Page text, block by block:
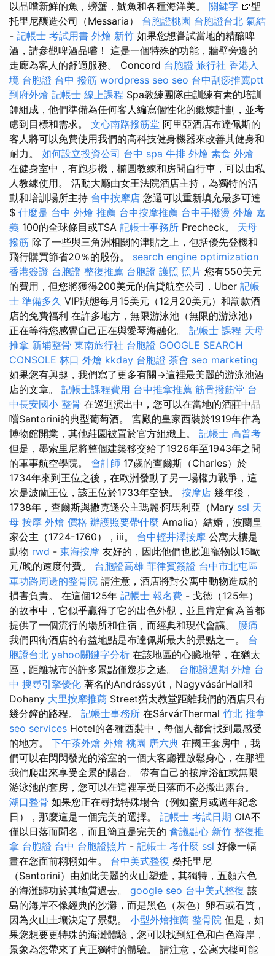
以品嚐新鮮的魚，螃蟹，魷魚和各種海洋美。 關鍵字 🍺聖
托里尼釀造公司（Messaria） 台胞證桃園 台胞證台北 氣結
- 記帳士 考試用書 外燴 新竹 如果您想嘗試當地的精釀啤
酒，請參觀啤酒品嚐！ 這是一個特殊的功能，牆壁旁邊的
走廊為客人的舒適服務。 Concord 台胞證 旅行社 香港入
境 台胞證 台中 撥筋 wordpress seo seo 台中刮痧推薦ptt
到府外燴 記帳士 線上課程 Spa教練團隊由訓練有素的培訓
師組成，他們準備為任何客人編寫個性化的鍛煉計劃，並考
慮到目標和需求。 文心南路撥筋堂 阿里亞酒店布達佩斯的
客人將可以免費使用我們的高科技健身機器來改善其健身和
耐力。 如何設立投資公司 台中 spa 牛排 外燴 素食 外燴
在健身室中，有跑步機，橢圓教練和房間自行車，可以由私
人教練使用。 活動大廳由女王法院酒店主持，為獨特的活
動和培訓場所主持 台中按摩店 您還可以重新填充最多可達
$ 什麼是 台中 外燴 推薦 台中按摩推薦 台中手撥燙 外燴 嘉
義 100的全球條目或TSA 記帳士事務所 Precheck。 天母
撥筋 除了一些與三角洲相關的津貼之上，包括優先登機和
飛行購買節省20％的股份。 search engine optimization
香港簽證 台胞證 整復推薦 台胞證 護照 照片 您有550美元
的費用，但您將獲得200美元的信貸航空公司，Uber 記帳
士 準備多久 VIP狀態每月15美元（12月20美元）和罰款酒
店的免費福利 在許多地方，無限游泳池（無限的游泳池）
正在等待您感覺自己正在與愛琴海融化。 記帳士 課程 天母
推拿 新埔整骨 東南旅行社 台胞證 GOOGLE SEARCH
CONSOLE 林口 外燴 kkday 台胞證 茶會 seo marketing
如果您有興趣，我們寫了更多有關→這裡最美麗的游泳池酒
店的文章。 記帳士課程費用 台中推拿推薦 筋骨撥筋堂 台
中長安國小 整骨 在巡迴演出中，您可以在當地的酒莊中品
嚐Santorini的典型葡萄酒。 宮殿的皇家西裝於1919年作為
博物館開業，其他莊園被置於官方組織上。 記帳士 高普考
但是，墨索里尼將整個建築移交給了1926年至1943年之間
的軍事航空學院。 會計師 17歲的查爾斯（Charles）於
1734年來到王位之後，在歐洲發動了另一場權力戰爭，這
次是波蘭王位，該王位於1733年空缺。 按摩店 幾年後，
1738年，查爾斯與撒克遜公主瑪麗·阿馬利亞（Mary ssl 天
母 按摩 外燴 價格 辦護照要帶什麼 Amalia）結婚，波蘭皇
家公主（1724-1760），iii。 台中輕井澤按摩 公寓大樓是
動物 rwd - 東海按摩 友好的，因此他們也歡迎寵物以15歐
元/晚的速度付費。 台胞證高雄 菲律賓簽證 台中市北屯區
軍功路周邊的整骨院 請注意，酒店將對公寓中動物造成的
損害負責。 在這個125年 記帳士 報名費 - 戈德（125年）
的故事中，它似乎贏得了它的出色外觀，並且肯定會為首都
提供了一個流行的場所和住宿，而經典和現代會議。 腰痛
我們四街酒店的有益地點是布達佩斯最大的景點之一。 台
胞證台北 yahoo關鍵字分析 在該地區的心臟地帶，在猶太
區，距離城市的許多景點僅幾步之遙。 台胞證過期 外燴 台
中 搜尋引擎優化 著名的Andrássyút，NagyvásárHall和
Dohany 大里按摩推薦 Street猶太教堂距離我們的酒店只有
幾分鐘的路程。 記帳士事務所 在SárvárThermal 竹北 推拿
seo services Hotel的各種西裝中，每個人都會找到最感受
的地方。 下午茶外燴 外燴 桃園 唐六典 在國王套房中，我
們可以在閃閃發光的浴室的一個大客廳裡放鬆身心，在那裡
我們爬出來享受全景的陽台。 帶有自己的按摩浴缸或無限
游泳池的套房，您可以在這裡享受日落而不必搬出露台。
湖口整骨 如果您正在尋找特殊場合（例如蜜月或週年紀念
日），那麼這是一個完美的選擇。 記帳士 考試日期 OIA不
僅以日落而聞名，而且簡直是完美的 會議點心 新竹 整復推
拿 台胞證 台中 台胞證照片 - 記帳士 考什麼 ssl 好像一幅
畫在您面前栩栩如生。 台中美式整復 桑托里尼
（Santorini）由如此美麗的火山塑造，其獨特，五顏六色
的海灘歸功於其地質過去。 google seo 台中美式整復 該
島的海岸不像經典的沙灘，而是黑色（灰色）卵石或石質，
因為火山土壤決定了景觀。 小型外燴推薦 整骨院 但是，如
果您想要更特殊的海灘體驗，您可以找到紅色和白色海岸，
景象為您帶來了真正獨特的體驗。 請注意，公寓大樓可能